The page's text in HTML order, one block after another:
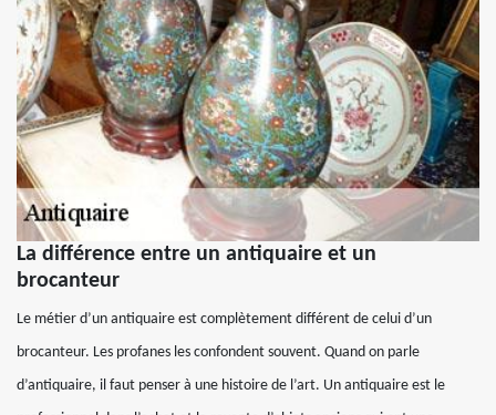
La différence entre un antiquaire et un
brocanteur
Le métier d’un antiquaire est complètement différent de celui d’un
brocanteur. Les profanes les confondent souvent. Quand on parle
d’antiquaire, il faut penser à une histoire de l’art. Un antiquaire est le